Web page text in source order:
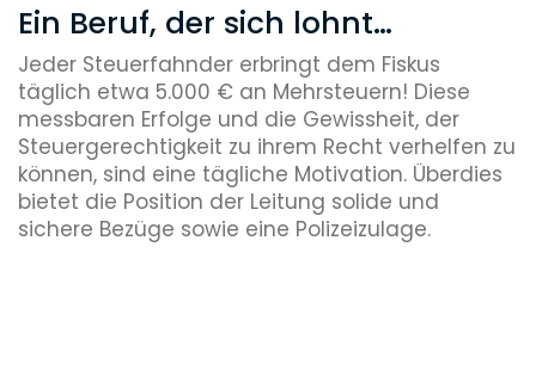
Ein Beruf, der sich lohnt…
Jeder Steuerfahnder erbringt dem Fiskus
täglich etwa 5.000 € an Mehrsteuern! Diese
messbaren Erfolge und die Gewissheit, der
Steuergerechtigkeit zu ihrem Recht verhelfen zu
können, sind eine tägliche Motivation. Überdies
bietet die Position der Leitung solide und
sichere Bezüge sowie eine Polizeizulage.